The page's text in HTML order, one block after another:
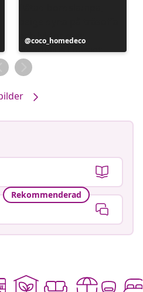
Inlägg
publicerat
av
coco_homedeco
Rekommenderad